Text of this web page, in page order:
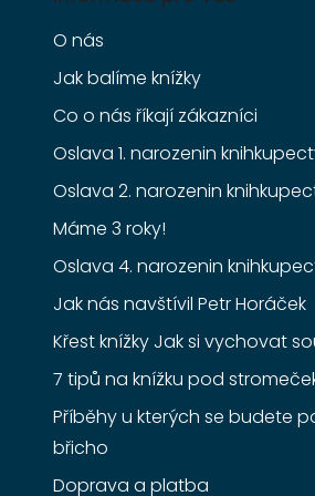
O nás
Jak balíme knížky
Co o nás říkají zákazníci
Oslava 1. narozenin
Oslava 2. narozenin
Máme 3 roky!
Oslava 4. narozenin
Jak nás navštívil Petr Horáček
Křest knížky Jak si vychovat
7 tipů na knížku pod
Příběhy u kterých se budete
břicho
Doprava a platba